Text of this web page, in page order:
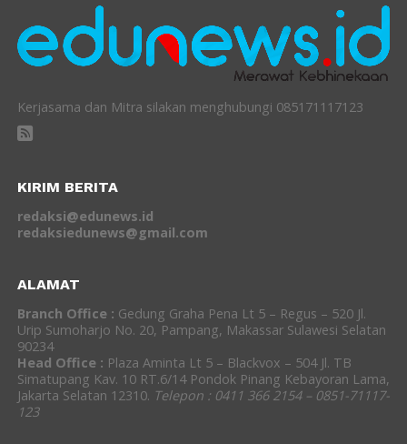
Kerjasama dan Mitra silakan menghubungi 085171117123
KIRIM BERITA
redaksi@edunews.id
redaksiedunews@gmail.com
ALAMAT
Branch Office : Gedung Graha Pena Lt 5 – Regus – 520 Jl.
Urip Sumoharjo No. 20, Pampang, Makassar Sulawesi Selatan
90234
Head Office : Plaza Aminta Lt 5 – Blackvox – 504 Jl. TB
Simatupang Kav. 10 RT.6/14 Pondok Pinang Kebayoran Lama,
Jakarta Selatan 12310. Telepon : 0411 366 2154 – 0851-71117-
123